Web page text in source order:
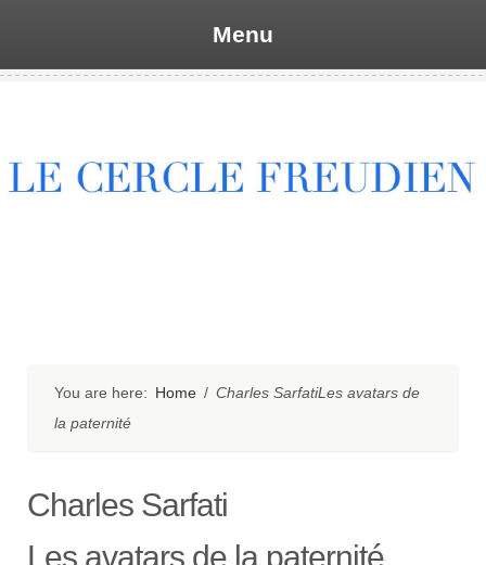
Menu
You are here: Home / Charles SarfatiLes avatars de
la paternité
Charles Sarfati
Les avatars de la paternité